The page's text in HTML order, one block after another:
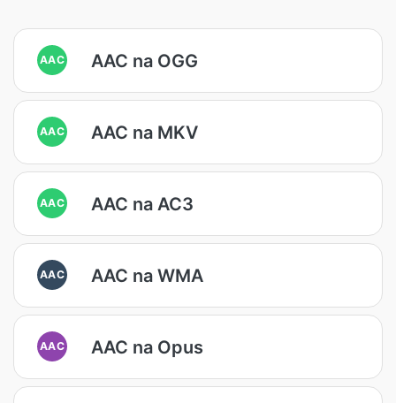
AAC AAC na OGG
AAC AAC na MKV
AAC AAC na AC3
AAC AAC na WMA
AAC AAC na Opus